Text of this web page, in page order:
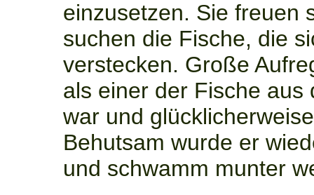
einzusetzen. Sie freuen
suchen die Fische, die
verstecken. Große
als einer der Fische aus
war und
Behutsam wurde er
und schwamm munter